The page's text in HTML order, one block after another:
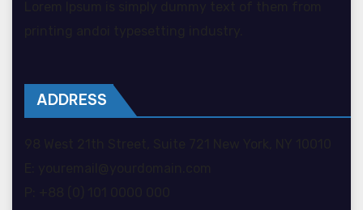
ADDRESS